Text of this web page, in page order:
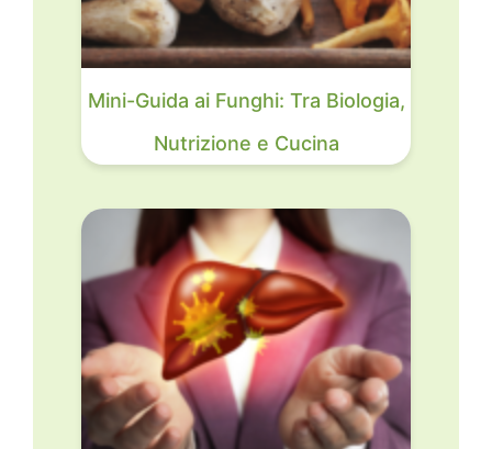
Mini-Guida ai Funghi: Tra Biologia,
Nutrizione e Cucina